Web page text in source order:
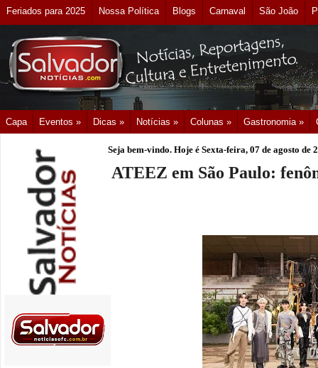
Feriados para 2025 Nossa Política Blogs Carnaval São João
Capa Eventos » Dicas » Notícias » Colunas » Gastronomia »
Seja bem-vindo. Hoje é Sexta-feira, 07 de agosto de
ATEEZ em São Paulo: